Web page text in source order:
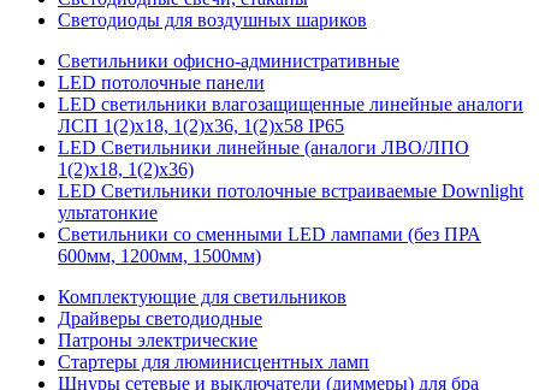
Светодиоды для воздушных шариков
Светильники офисно-административные
LED потолочные панели
LED светильники влагозащищенные линейные аналоги
ЛСП 1(2)х18, 1(2)х36, 1(2)х58 IP65
LED Светильники линейные (аналоги ЛВО/ЛПО
1(2)х18, 1(2)х36)
LED Светильники потолочные встраиваемые Downlight
ультатонкие
Светильники со сменными LED лампами (без ПРА
600мм, 1200мм, 1500мм)
Комплектующие для светильников
Драйверы светодиодные
Патроны электрические
Стартеры для люминисцентных ламп
Шнуры сетевые и выключатели (диммеры) для бра